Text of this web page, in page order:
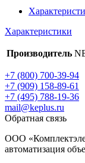
Характеристики
Производитель
+7 (800) 700-39-94
+7 (909) 158-89-61
+7 (495) 788-19-36
mail@keplus.ru
Обратная связь
ООО
автоматизация